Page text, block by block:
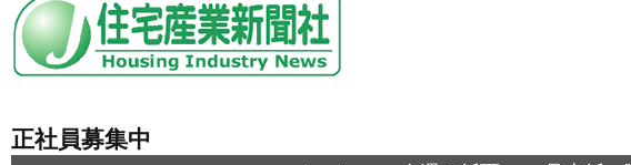
正社員募集中